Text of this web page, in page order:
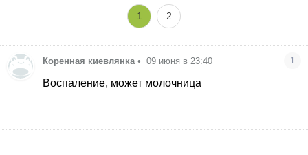
1 2
Коренная киевлянка • 09 июня в 23:40 1
Воспаление, может молочница